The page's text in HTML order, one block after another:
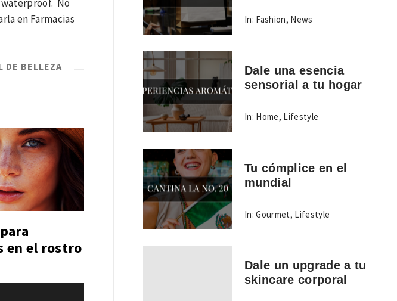
No
en Farmacias
DE BELLEZA
en el rostro
In: Fashion, News
Dale una esencia
sensorial a tu hogar
In: Home, Lifestyle
Tu cómplice en el
mundial
In: Gourmet, Lifestyle
Dale un upgrade a tu
skincare corporal